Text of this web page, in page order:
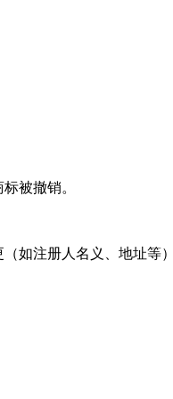
被撤销。
如注册人名义、地址等